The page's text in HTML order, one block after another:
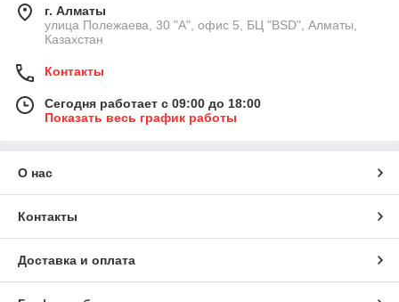
г. Алматы
улица Полежаева, 30 "А", офис 5, БЦ "BSD", Алматы,
Казахстан
Контакты
Сегодня работает с 09:00 до 18:00
Показать весь график работы
О нас
Контакты
Доставка и оплата